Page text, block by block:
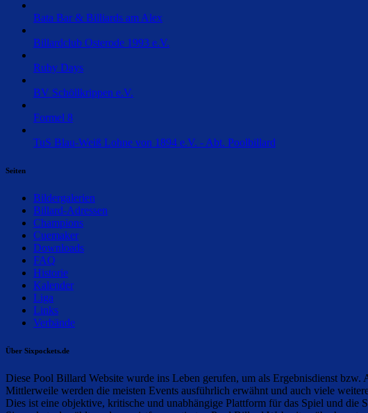
Bata Bar & Billiards am Alex
Billardclub Osterode 1993 e.V.
Ruby Days
BV Schöllkrippen e.V.
Formel 8
TuS Blau-Weiß Lohne von 1894 e.V. - Abt. Poolbillard
Seiten
Bildergalerien
Billard-Adressen
Champions
Cuemaker
Downloads
FAQ
Historie
Kalender
Liga
Links
Verbände
Über Sixpockets.de
Diese Pool Billard Website wurde ins Leben gerufen, um als Ergebnisdienst
Mittlerweile werden die meisten Events ausführlich erwähnt und auch viele
Dies ist eine objektive, kritische und unabhängige Plattform für das Spiel und die